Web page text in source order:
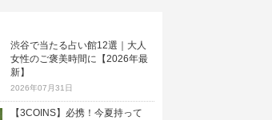
渋谷で当たる占い館12選｜大人
女性のご褒美時間に【2026年最
新】
2026年07月31日
【3COINS】必携！今夏持って